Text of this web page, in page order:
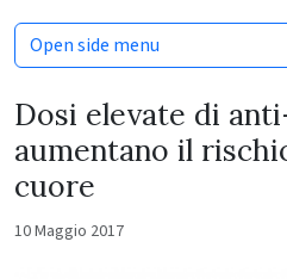
Dosi elevate di
aumentano il
cuore
10 Maggio 2017
Open side menu